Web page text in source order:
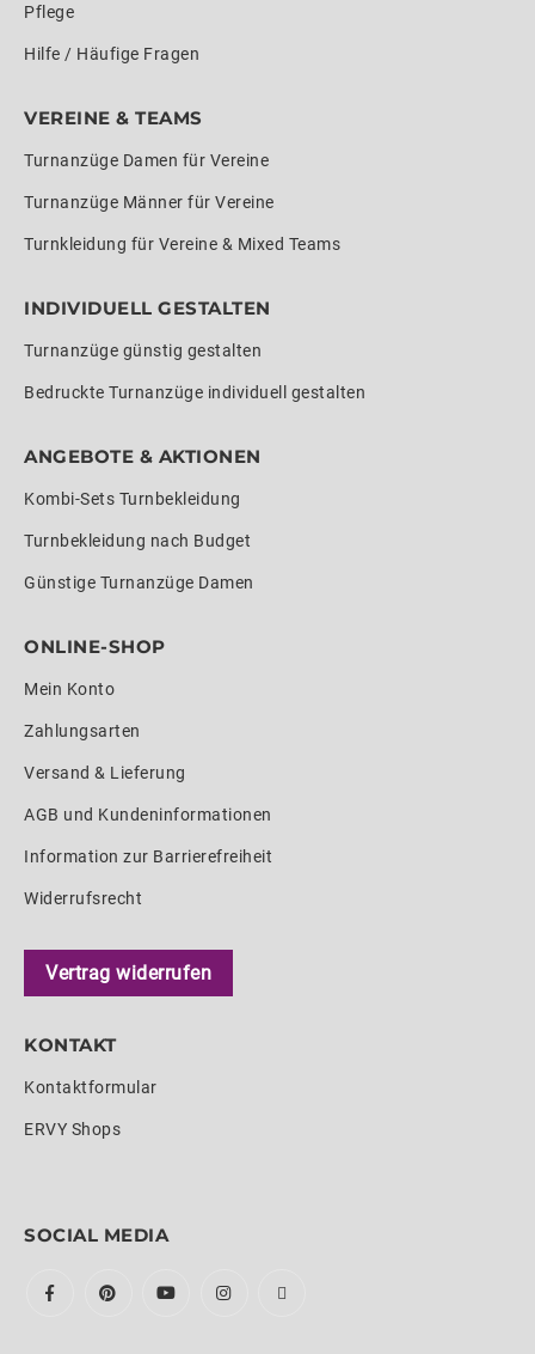
Pflege
Hilfe / Häufige Fragen
VEREINE & TEAMS
Turnanzüge Damen für Vereine
Turnanzüge Männer für Vereine
Turnkleidung für Vereine & Mixed Teams
INDIVIDUELL GESTALTEN
Turnanzüge günstig gestalten
Bedruckte Turnanzüge individuell gestalten
ANGEBOTE & AKTIONEN
Kombi-Sets Turnbekleidung
Turnbekleidung nach Budget
Günstige Turnanzüge Damen
ONLINE-SHOP
Mein Konto
Zahlungsarten
Versand & Lieferung
AGB und Kundeninformationen
Information zur Barrierefreiheit
Widerrufsrecht
Vertrag widerrufen
KONTAKT
Kontaktformular
ERVY Shops
SOCIAL MEDIA